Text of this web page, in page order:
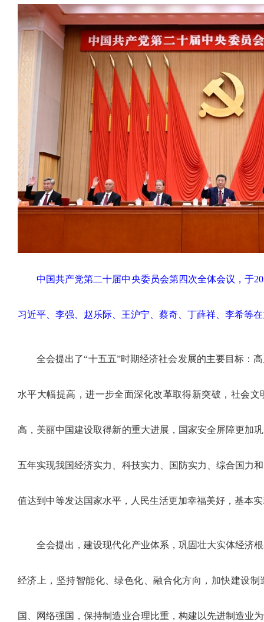
中国共产党第二十届中央委员会第四次全体会议，于
习近平、李强、赵乐际、王沪宁、蔡奇、丁薛祥、李希等
全会提出了“十五五”时期经济社会发展的主要目标：
水平大幅提高，进一步全面深化改革取得新突破，社会
高，美丽中国建设取得新的重大进展，国家安全屏障更加
五年实现我国经济实力、科技实力、国防实力、综合国力
值达到中等发达国家水平，人民生活更加幸福美好，基本
全会提出，建设现代化产业体系，巩固壮大实体经济
经济上，坚持智能化、绿色化、融合化方向，加快建设
国、网络强国，保持制造业合理比重，构建以先进制造业